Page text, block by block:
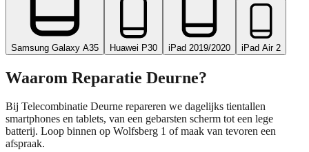
Samsung Galaxy A35 Huawei P30 iPad 2019/2020 iPad Air 2
Waarom Reparatie Deurne?
Bij Telecombinatie Deurne repareren we dagelijks tientallen
smartphones en tablets, van een gebarsten scherm tot een lege
batterij. Loop binnen op Wolfsberg 1 of maak van tevoren een
afspraak.